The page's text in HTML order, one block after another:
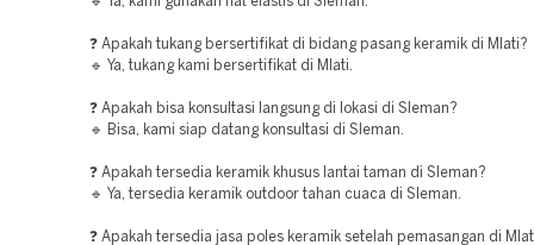
❓ Apakah tukang bersertifikat di bidang pasang keramik di Mlati?
🔹 Ya, tukang kami bersertifikat di Mlati.
❓ Apakah bisa konsultasi langsung di lokasi di Sleman?
🔹 Bisa, kami siap datang konsultasi di Sleman.
❓ Apakah tersedia keramik khusus lantai taman di Sleman?
🔹 Ya, tersedia keramik outdoor tahan cuaca di Sleman.
❓ Apakah tersedia jasa poles keramik setelah pemasangan di